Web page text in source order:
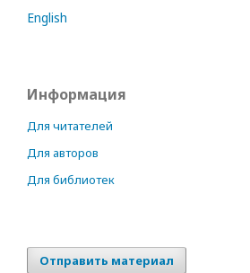
English
Информация
Для читателей
Для авторов
Для библиотек
Отправить материал